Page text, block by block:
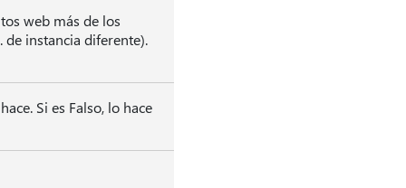
web más de los
instancia diferente).
Si es Falso, lo hace